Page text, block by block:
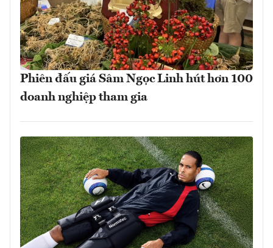
Phiên đấu giá Sâm Ngọc Linh hút hơn 100
doanh nghiệp tham gia